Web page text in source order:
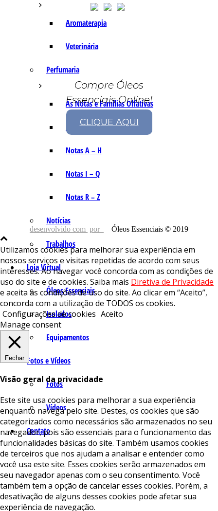
Aromaterapia
Veterinária
Perfumaria
As Notas e Famílias Olfativas
Marketing Olfativo
Notas A – H
Notas I – Q
Notas R – Z
Notícias
Trabalhos
Loja Virtual
Óleos Essenciais
Isolados
Equipamentos
Fotos e Vídeos
Fotos
Vídeos
Contato
Compre Óleos
Essenciais Online!
CLIQUE AQUI
desenvolvido com por Óleos Essenciais © 2019
Utilizamos cookies para melhorar sua experiência em
nossos serviços e visitas repetidas de acordo com seus
interesses. Ao navegar você concorda com as condições de
uso do site e de cookies. Saiba mais Diretiva de Privacidade
e aceita as condições de uso do site. Ao clicar em “Aceito”,
concorda com a utilização de TODOS os cookies.
Configurações de cookies Aceito
Manage consent
Fechar
Visão geral da privacidade
Este site usa cookies para melhorar a sua experiência
enquanto navega pelo site. Destes, os cookies que são
categorizados como necessários são armazenados no seu
navegador, pois são essenciais para o funcionamento das
funcionalidades básicas do site. Também usamos cookies
de terceiros que nos ajudam a analisar e entender como
você usa este site. Esses cookies serão armazenados em
seu navegador apenas com o seu consentimento. Você
também tem a opção de cancelar esses cookies. Porém, a
desativação de alguns desses cookies pode afetar sua
experiência de navegação.